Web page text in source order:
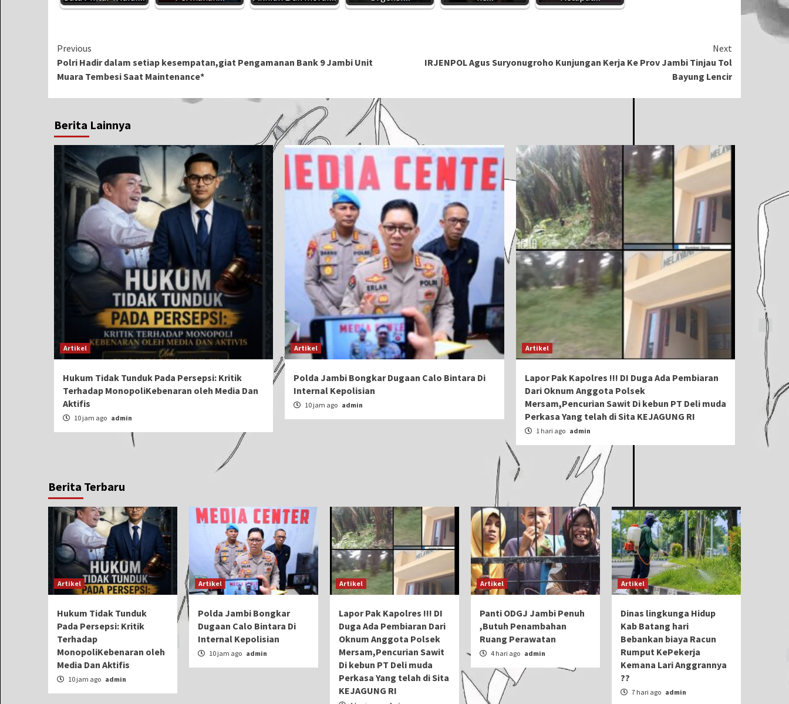
Continue
Reading
Previous
Polri Hadir dalam setiap kesempatan,giat Pengamanan Bank 9 Jambi Unit
Muara Tembesi Saat Maintenance*
Next
IRJENPOL Agus Suryonugroho Kunjungan Kerja Ke Prov Jambi Tinjau Tol
Bayung Lencir
Berita Lainnya
Artikel
Hukum Tidak Tunduk Pada Persepsi: Kritik
Terhadap MonopoliKebenaran oleh Media Dan
Aktifis
10 jam ago admin
Artikel
Polda Jambi Bongkar Dugaan Calo Bintara Di
Internal Kepolisian
10 jam ago admin
Artikel
Lapor Pak Kapolres !!! DI Duga Ada Pembiaran
Dari Oknum Anggota Polsek
Mersam,Pencurian Sawit Di kebun PT Deli muda
Perkasa Yang telah di Sita KEJAGUNG RI
1 hari ago admin
Berita Terbaru
Artikel
Hukum Tidak Tunduk
Pada Persepsi: Kritik
Terhadap
MonopoliKebenaran oleh
Media Dan Aktifis
10 jam ago admin
Artikel
Polda Jambi Bongkar
Dugaan Calo Bintara Di
Internal Kepolisian
10 jam ago admin
Artikel
Lapor Pak Kapolres !!! DI
Duga Ada Pembiaran Dari
Oknum Anggota Polsek
Mersam,Pencurian Sawit
Di kebun PT Deli muda
Perkasa Yang telah di Sita
KEJAGUNG RI
Artikel
Panti ODGJ Jambi Penuh
,Butuh Penambahan
Ruang Perawatan
4 hari ago admin
Artikel
Dinas lingkunga Hidup
Kab Batang hari
Bebankan biaya Racun
Rumput KePekerja
Kemana Lari Anggrannya
??
7 hari ago admin